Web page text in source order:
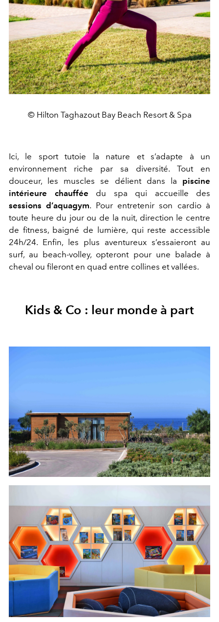
© Hilton Taghazout Bay Beach Resort & Spa
Ici, le sport tutoie la nature et s’adapte à un
environnement riche par sa diversité. Tout en
douceur, les muscles se délient dans la piscine
intérieure chauffée du spa qui accueille des
sessions d’aquagym. Pour entretenir son cardio à
toute heure du jour ou de la nuit, direction le centre
de fitness, baigné de lumière, qui reste accessible
24h/24. Enfin, les plus aventureux s’essaieront au
surf, au beach-volley, opteront pour une balade à
cheval ou fileront en quad entre collines et vallées.
Kids & Co : leur monde à part